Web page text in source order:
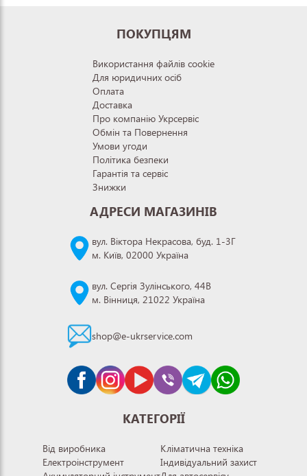
ПОКУПЦЯМ
Використання файлів cookie
Для юридичних осіб
Оплата
Доставка
Про компанію Укрсервіс
Обмін та Повернення
Умови угоди
Політика безпеки
Гарантія та сервіс
Знижки
АДРЕСИ МАГАЗИНІВ
вул. Віктора Некрасова, буд. 1-3Г
м. Київ, 02000 Україна
вул. Сергія Зулінського, 44В
м. Вінниця, 21022 Україна
shop@e-ukrservice.com
КАТЕГОРІЇ
Від виробника
Електроінструмент
Кліматична техніка
Індивідуальний захист